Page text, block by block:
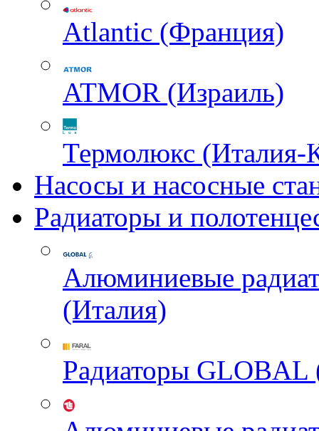
Atlantic (Франция)
ATMOR (Израиль)
Термолюкс (Италия-
Насосы и насосные
Радиаторы и
Алюминиевые
(Италия)
Радиаторы GLOBAL